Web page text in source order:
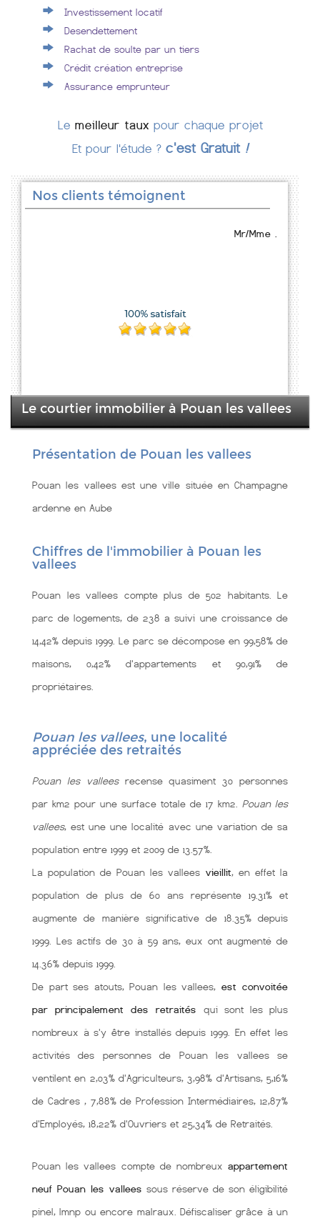
Investissement locatif
Desendettement
Rachat de soulte par un tiers
Crédit création entreprise
Assurance emprunteur
Le meilleur taux pour chaque projet
Et pour l'étude ? c'est Gratuit !
Nos clients témoignent
Mr/Mme .
Le courtier immobilier à Pouan les vallees
Présentation de Pouan les vallees
Pouan les vallees est une ville située en Champagne
ardenne en Aube
Chiffres de l'immobilier à Pouan les
vallees
Pouan les vallees compte plus de 502 habitants. Le
parc de logements, de 238 a suivi une croissance de
14,42% depuis 1999. Le parc se décompose en 99,58% de
maisons, 0,42% d'appartements et 90,91% de
propriétaires.
Pouan les vallees, une localité
appréciée des retraités
Pouan les valleesrecense quasiment 30 personnes
par km2 pour une surface totale de 17 km2. Pouan les
vallees, est une une localité avec une variation de sa
population entre 1999 et 2009 de 13.57%.
La population de Pouan les vallees vieillit, en effet la
population de plus de 60 ans représente 19.31% et
augmente de manière significative de 18.35% depuis
1999. Les actifs de 30 à 59 ans, eux ont augmenté de
14.36% depuis 1999.
De part ses atouts, Pouan les vallees, est convoitée
par principalement des retraités qui sont les plus
nombreux à s'y être installés depuis 1999. En effet les
activités des personnes de Pouan les vallees se
ventilent en 2,03% d'Agriculteurs, 3,98% d'Artisans, 5,16%
de Cadres , 7,88% de Profession Intermédiaires, 12,87%
d'Employés, 18,22% d'Ouvriers et 25,34% de Retraités.
Pouan les vallees compte de nombreux appartement
neuf Pouan les vallees sous réserve de son éligibilité
pinel, lmnp ou encore malraux. Défiscaliser grâce à un